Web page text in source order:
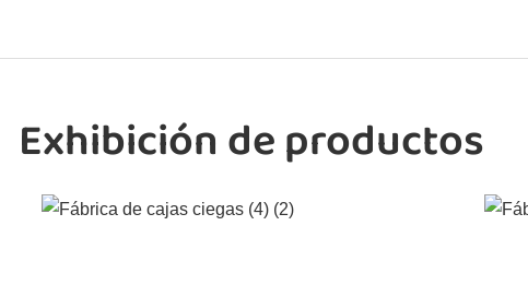
Exhibición de productos